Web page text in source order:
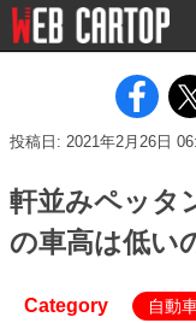
投稿日: 2021年2月26日
軒並みペッ
の車高は低い
Category 自動